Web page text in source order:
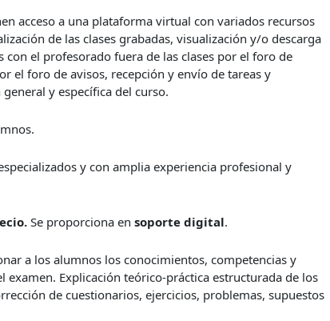
acceso a una plataforma virtual con variados recursos
de las clases grabadas, visualización y/o descarga
el profesorado fuera de las clases por el foro de
el foro de avisos, recepción y envío de tareas y
y específica del curso.
y con amplia experiencia profesional y
Se proporciona en soporte digital.
a los alumnos los conocimientos, competencias y
examen. Explicación teórico-práctica estructurada de los
de cuestionarios, ejercicios, problemas, supuestos